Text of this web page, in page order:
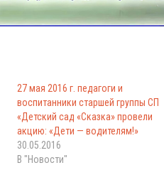
27 мая 2016 г. педагоги и
воспитанники старшей группы СП
«Детский сад «Сказка» провели
акцию: «Дети — водителям!»
30.05.2016
В "Новости"